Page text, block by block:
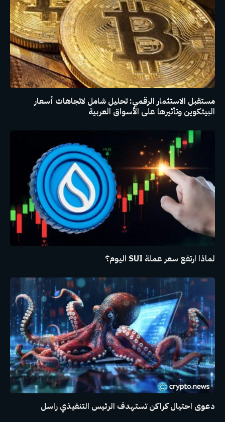
مستقبل الاستثمار الرقمي: تحليل شامل لاتجاهات أسعار
البيتكوين وتأثيرها على الأسواق العربية
لماذا ارتفع سعر عملة SUI اليوم؟
دعوى احتيال كراكن تستهدف الرئيس التنفيذي راسل